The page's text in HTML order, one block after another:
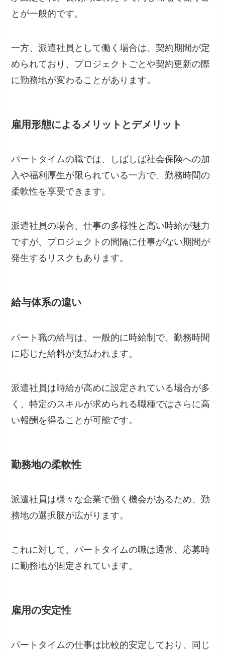
とが一般的です。
一方、派遣社員として働く場合は、契約期間が定
められており、プロジェクトごとや契約更新の際
に勤務地が変わることがあります。
雇用形態によるメリットとデメリット
パートタイムの職では、しばしば社会保険への加
入や福利厚生が限られている一方で、勤務時間の
柔軟性を享受できます。
派遣社員の場合、仕事の多様性と高い時給が魅力
ですが、プロジェクトの間隔に仕事がない期間が
発生するリスクもあります。
給与体系の違い
パート職の給与は、一般的に時給制で、勤務時間
に応じた給料が支払われます。
派遣社員は時給が高めに設定されている場合が多
く、特定のスキルが求められる職種ではさらに高
い報酬を得ることが可能です。
勤務地の柔軟性
派遣社員は様々な企業で働く機会があるため、勤
務地の選択肢が広がります。
これに対して、パートタイムの職は通常、応募時
に勤務地が固定されています。
雇用の安定性
パートタイムの仕事は比較的安定しており、同じ